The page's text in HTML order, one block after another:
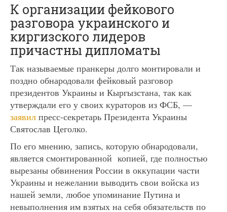
К организации фейкового
разговора украинского и
киргизского лидеров
причастны дипломаты
Так называемые пранкеры долго монтировали и
поздно обнародовали фейковый разговор
президентов Украины и Кыргызстана, так как
утверждали его у своих кураторов из ФСБ, —
заявил пресс-секретарь Президента Украины
Святослав Цеголко.
По его мнению, запись, которую обнародовали,
является смонтированной копией, где полностью
вырезаны обвинения России в оккупации части
Украины и нежелании выводить свои войска из
нашей земли, любое упоминание Путина и
невыполнения им взятых на себя обязательств по